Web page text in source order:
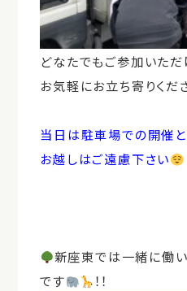
どなたでもご参加いただ
お気軽にお立ち寄りくだ
当日は駐車場での開催
お越しはご遠慮下さい
新座東では一緒に働
です
！！